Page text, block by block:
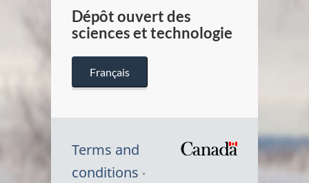
Dépôt ouvert des
sciences et technologie
Français
Terms and
conditions
Symbole